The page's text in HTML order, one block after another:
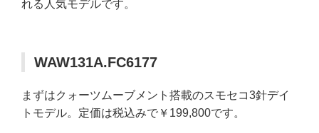
れる人気モデルです。
WAW131A.FC6177
まずはクォーツムーブメント搭載のスモセコ3針デイ
トモデル。定価は税込みで￥199,800です。